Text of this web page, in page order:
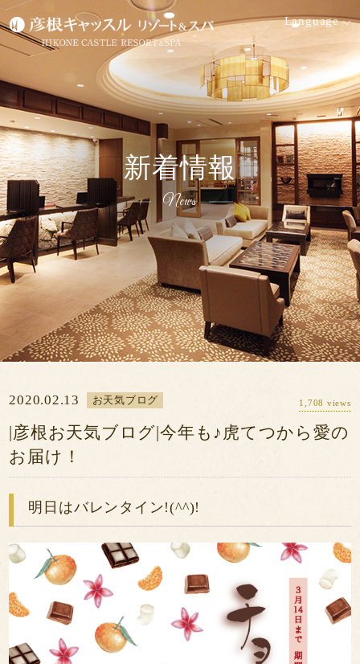
Language
新着情報
News
2020.02.13 お天気ブログ
|彦根お天気ブログ|今年も♪虎てつから愛の
お届け！
1,708 views
明日はバレンタイン!(^^)!
空室検索
宿泊日
日付未
泊数
部屋
数
室
大人
名
検索す
る
プ
ラ
ン
空
室
カ
レ
ダ
会員ログイン
予約の確認・変
※2021/07/19の午後2時より予約システムが変更
となりました。それ以前にご予約のお客様で予約
内容に変更がある場合は、
こちらからご連絡をお
願い致します。